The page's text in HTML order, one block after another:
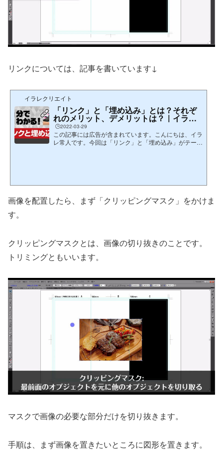
リンクについては、記事を書いています↓
イラレクリエイト
「リンク」と「埋め込み」とは？それぞ
れのメリット、デメリットは？｜イラレ
基礎
🕒️2022-03-29
この記事には広告が含まれています。こんにちは、イラ
レ常人です。今回は「リンク」と「埋め込み」がテーマ
画像を配置したら、まず「クリッピングマスク」をかけま
す。
クリッピングマスクとは、画像の切り抜きのことです。
トリミングともいいます。
マスクで画像の必要な部分だけを切り抜きます。
手順は、まず画像を置きたいところに図形を置きます。